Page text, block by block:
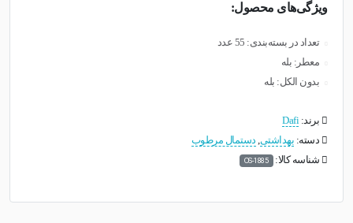
ویژگی‌های محصول:
تعداد در بسته‌بندی: 55 عدد
معطر: بله
بدون الکل: بله
برند:Dafi
دسته: بهداشتی, دستمال مرطوب
شناسه کالا: OS-1885